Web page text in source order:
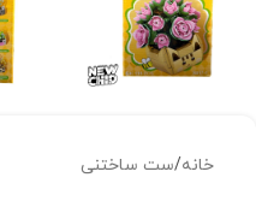
خانه/ست ساختنی